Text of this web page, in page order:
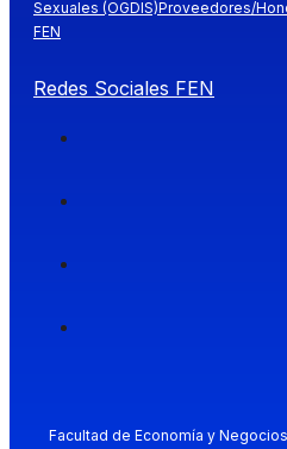
Sexuales (OGDIS)Proveedores/
FEN
Redes Sociales FEN
Facultad de Economía y